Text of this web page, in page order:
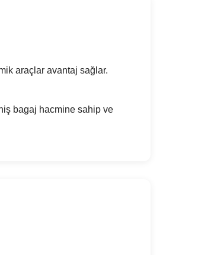
araçlar avantaj sağlar.
bagaj hacmine sahip ve